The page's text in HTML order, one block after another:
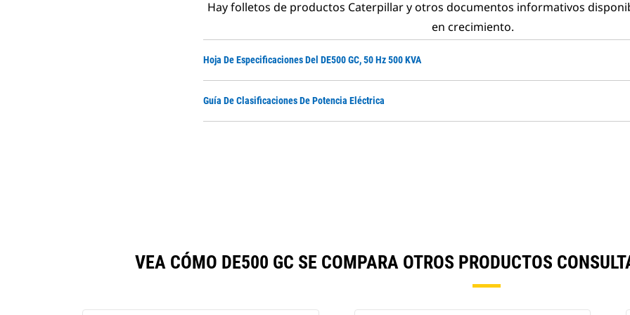
Hay folletos de productos Caterpillar y otros documentos informativos
en crecimiento.
Hoja De Especificaciones Del DE500 GC, 50 Hz 500 KVA
Guía De Clasificaciones De Potencia Eléctrica
VEA CÓMO DE500 GC SE COMPARA OTROS PRODUCTOS